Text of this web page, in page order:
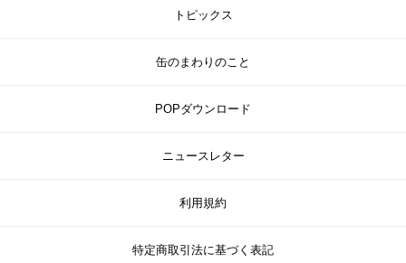
トピックス
缶のまわりのこと
POPダウンロード
ニュースレター
利用規約
特定商取引法に基づく表記